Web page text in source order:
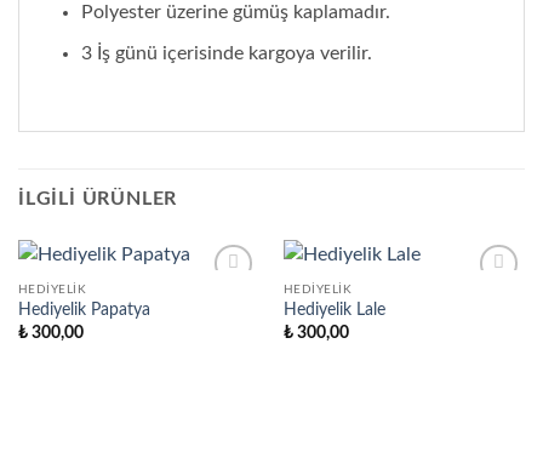
Polyester üzerine gümüş kaplamadır.
3 İş günü içerisinde kargoya verilir.
İLGILI ÜRÜNLER
HEDIYELIK
Hediyelik Papatya
₺300,00
HEDIYELIK
Hediyelik Lale
₺300,00